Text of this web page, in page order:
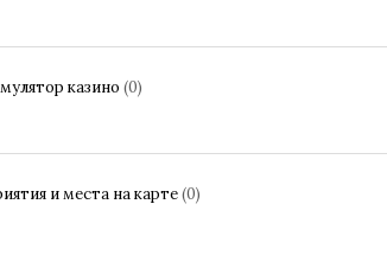
казино (0)
и места на карте(0)